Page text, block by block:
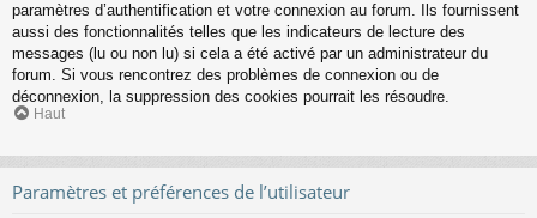
paramètres d’authentification et votre connexion au forum. Ils fournissent
aussi des fonctionnalités telles que les indicateurs de lecture des
messages (lu ou non lu) si cela a été activé par un administrateur du
forum. Si vous rencontrez des problèmes de connexion ou de
déconnexion, la suppression des cookies pourrait les résoudre.
Haut
Paramètres et préférences de l’utilisateur